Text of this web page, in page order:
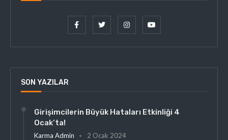
SON YAZILAR
Girişimcilerin Büyük Hataları Etkinliği 4
Ocak’ta!
Karma Admin 2 Ocak 2024